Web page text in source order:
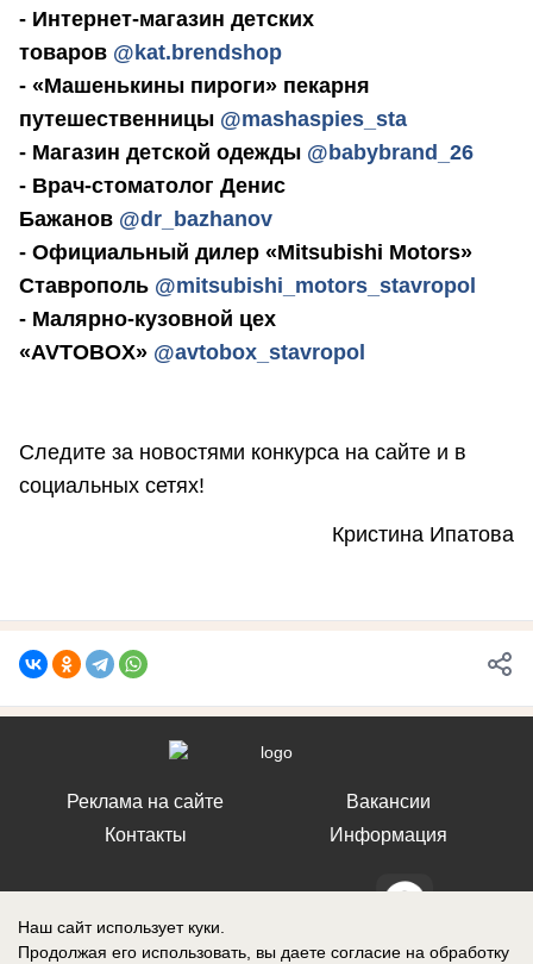
- Интернет-магазин детских
товаров @kat.brendshop
- «Машенькины пироги» пекарня
путешественницы @mashaspies_sta
- Магазин детской одежды @babybrand_26
- Врач-стоматолог Денис
Бажанов @dr_bazhanov
- Официальный дилер «Mitsubishi Motors»
Ставрополь @mitsubishi_motors_stavropol
- Малярно-кузовной цех
«AVTOBOX» @avtobox_stavropol
Следите за новостями конкурса на сайте и в
социальных сетях!
Кристина Ипатова
Реклама на сайте
Контакты
Вакансии
Информация
СМИ Блокнот Ставрополь зарегистрировано Федеральной службой по
Наш сайт использует куки.
Продолжая его использовать, вы даете согласие на обработку